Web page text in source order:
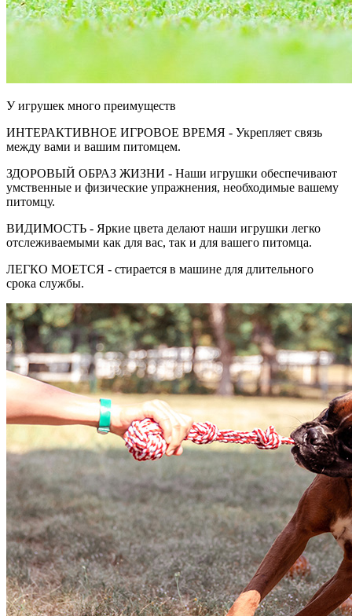
У игрушек много преимуществ
ИНТЕРАКТИВНОЕ ИГРОВОЕ ВРЕМЯ - Укрепляет связь
между вами и вашим питомцем.
ЗДОРОВЫЙ ОБРАЗ ЖИЗНИ - Наши игрушки обеспечивают
умственные и физические упражнения, необходимые вашему
питомцу.
ВИДИМОСТЬ - Яркие цвета делают наши игрушки легко
отслеживаемыми как для вас, так и для вашего питомца.
ЛЕГКО МОЕТСЯ - стирается в машине для длительного
срока службы.